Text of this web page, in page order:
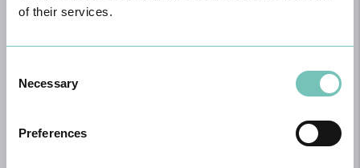
of their services.
Selection
Necessary
Preferences
Saber Mais